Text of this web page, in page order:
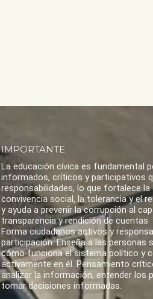
IMPORTANTE
La educación cívica es fundamental
informados, críticos y participativos
responsabilidades, lo que fortalece
convivencia social, la tolerancia y el
y ayuda a prevenir la corrupción al
transparencia y rendición de cuentas
Forma ciudadanos activos y
participación: Enseña a las personas
cómo funciona el sistema político y
activamente en él. Pensamiento
analizar la información, entender los
tomar decisiones informadas.